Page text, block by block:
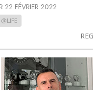
22 FÉVRIER 2022